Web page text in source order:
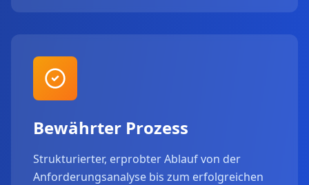
Bewährter Prozess
Strukturierter, erprobter Ablauf von der
Anforderungsanalyse bis zum erfolgreichen